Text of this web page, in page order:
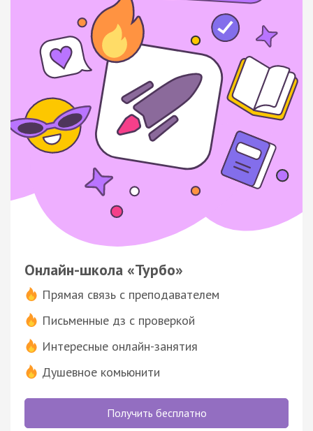
Онлайн-школа «Турбо»
Прямая связь с преподавателем
Письменные дз с проверкой
Интересные онлайн-занятия
Душевное комьюнити
Получить бесплатно